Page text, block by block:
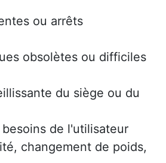
ou arrêts
obsolètes ou difficiles
du siège ou du
de l'utilisateur
changement de poids,